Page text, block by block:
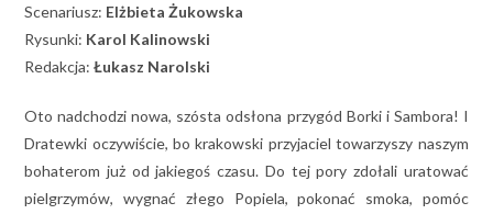
Scenariusz: Elżbieta Żukowska
Rysunki: Karol Kalinowski
Redakcja:Łukasz Narolski
Oto nadchodzi nowa, szósta odsłona przygód Borki i Sambora! I
Dratewki oczywiście, bo krakowski przyjaciel towarzyszy naszym
bohaterom już od jakiegoś czasu. Do tej pory zdołali uratować
pielgrzymów, wygnać złego Popiela, pokonać smoka, pomóc